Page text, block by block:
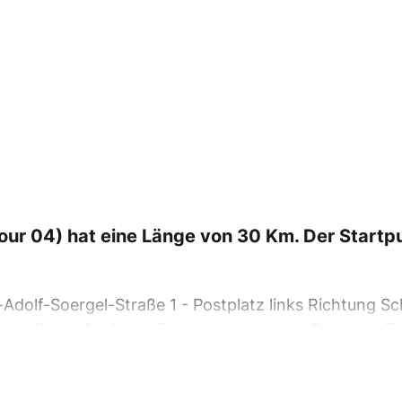
04) hat eine Länge von 30 Km. Der
Soergel-Straße 1 - Postplatz links Richtung
Haselweg bis Rastplatz - links ab über Höllensteg